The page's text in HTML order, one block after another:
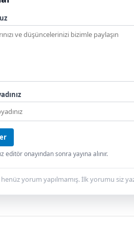
editör onayından sonra yayına alınır.
yorum yapılmamış. İlk yorumu siz